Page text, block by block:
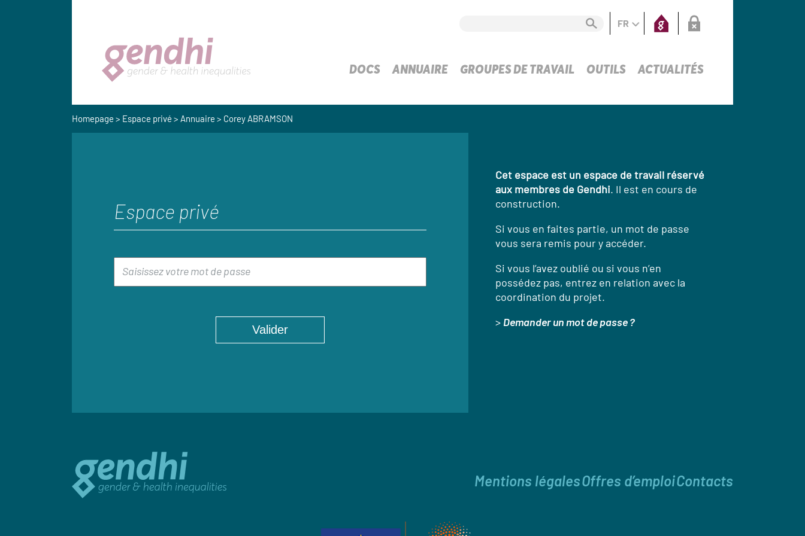
FR
DOCS ANNUAIRE GROUPES DE TRAVAIL OUTILS ACTUALITÉS
Homepage > Espace privé > Annuaire > Corey ABRAMSON
Espace privé
Cet espace est un espace de travail réservé
aux membres de Gendhi. Il est en cours de
construction.
Si vous en faites partie, un mot de passe
vous sera remis pour y accéder.
Si vous l’avez oublié ou si vous n’en
possédez pas, entrez en relation avec la
coordination du projet.
> Demander un mot de passe ?
Mentions légalesOffres d’emploiContacts